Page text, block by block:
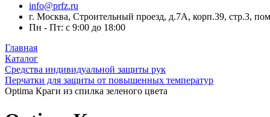
info@prfz.ru
г. Москва, Строительный проезд, д.7А, корп.39, стр.3,
Пн - Пт: с 9:00 до 18:00
Главная
Каталог
Средства индивидуальной защиты рук
Перчатки для защиты от повышенных температур
Optima Краги из спилка зеленого цвета